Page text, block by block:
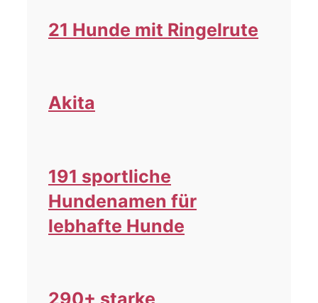
21 Hunde mit Ringelrute
Akita
191 sportliche
Hundenamen für
lebhafte Hunde